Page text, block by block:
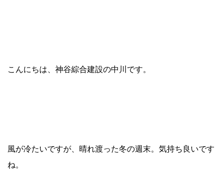
こんにちは、神谷綜合建設の中川です。
風が冷たいですが、晴れ渡った冬の週末。気持ち良いです
ね。